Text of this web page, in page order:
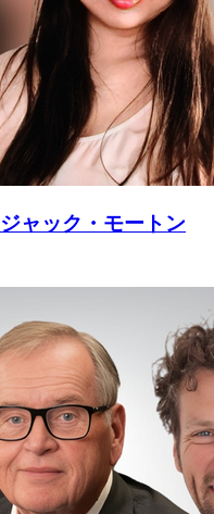
ャック・モートン